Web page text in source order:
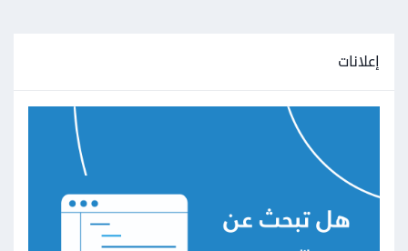
إعلانات